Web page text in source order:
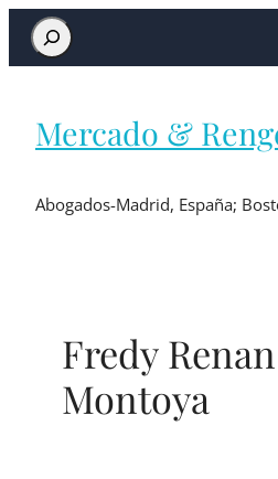
Mercado &
Abogados-Madrid, España;
Fredy
Montoya